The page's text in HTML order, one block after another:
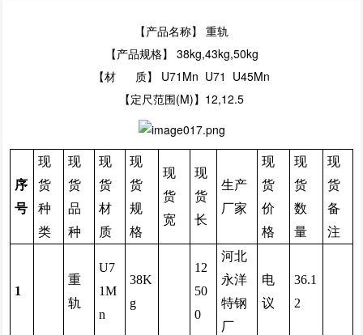
【产品名称】 重轨
【产品规格】 38kg,43kg,50kg
【材 质】 U71Mn U71 U45Mn
【定尺范围(M)】12,12.5
序
号
现
货
种
类
现
货
品
种
现
货
材
质
现
货
规
格
现
货
宽
现
货
长
生产
厂家
现
货
价
格
现
货
数
量
现
货
备
注
1
重
轨
U7
1M
n
38K
g
12
50
0
河北
永洋
特钢
厂
电
议
36.1
2